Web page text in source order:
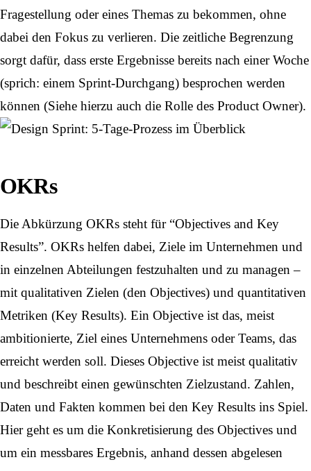
Fragestellung oder eines Themas zu bekommen, ohne
dabei den Fokus zu verlieren. Die zeitliche Begrenzung
sorgt dafür, dass erste Ergebnisse bereits nach einer Woche
(sprich: einem Sprint-Durchgang) besprochen werden
können (Siehe hierzu auch die Rolle des Product Owner).
OKRs
Die Abkürzung OKRs steht für “Objectives and Key
Results”. OKRs helfen dabei, Ziele im Unternehmen und
in einzelnen Abteilungen festzuhalten und zu managen –
mit qualitativen Zielen (den Objectives) und quantitativen
Metriken (Key Results). Ein Objective ist das, meist
ambitionierte, Ziel eines Unternehmens oder Teams, das
erreicht werden soll. Dieses Objective ist meist qualitativ
und beschreibt einen gewünschten Zielzustand. Zahlen,
Daten und Fakten kommen bei den Key Results ins Spiel.
Hier geht es um die Konkretisierung des Objectives und
um ein messbares Ergebnis, anhand dessen abgelesen